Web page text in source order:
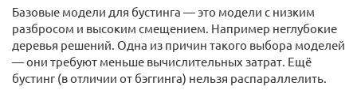
Базовые модели для бустинга — это модели с низким
разбросом и высоким смещением. Например неглубокие
деревья решений. Одна из причин такого выбора моделей
— они требуют меньше вычислительных затрат. Ещё
бустинг (в отличии от бэггинга) нельзя распараллелить.